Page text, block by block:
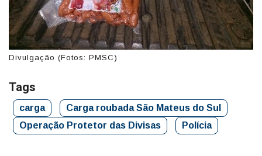
Divulgação (Fotos: PMSC)
Tags
carga
Carga roubada São Mateus do Sul
Operação Protetor das Divisas
Polícia